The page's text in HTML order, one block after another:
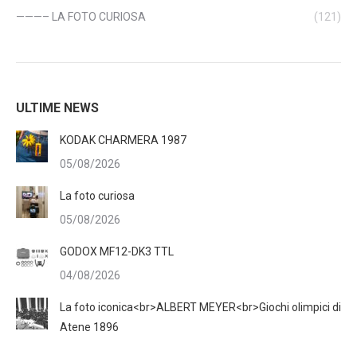
———– LA FOTO CURIOSA
(121)
ULTIME NEWS
KODAK CHARMERA 1987
05/08/2026
La foto curiosa
05/08/2026
GODOX MF12-DK3 TTL
04/08/2026
La foto iconica<br>ALBERT MEYER<br>Giochi olimpici di
Atene 1896